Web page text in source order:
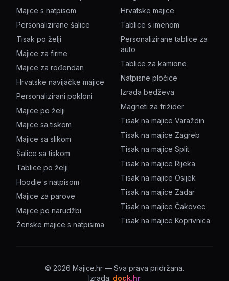
Majice s natpisom
Personalizirane šalice
Tisak po želji
Majice za firme
Majice za rođendan
Hrvatske navijačke majice
Personalizirani pokloni
Majice po želji
Majice sa tiskom
Majice sa slikom
Šalice sa tiskom
Tablice po želji
Hoodie s natpisom
Majice za parove
Majice po narudžbi
Ženske majice s natpisima
Hrvatske majice
Tablice s imenom
Personalizirane tablice za
auto
Tablice za kamione
Natpisne pločice
Izrada bedževa
Magneti za frižider
Tisak na majice Varaždin
Tisak na majice Zagreb
Tisak na majice Split
Tisak na majice Rijeka
Tisak na majice Osijek
Tisak na majice Zadar
Tisak na majice Čakovec
Tisak na majice Koprivnica
© 2026 Majice.hr — Sva prava pridržana.
Izrada: dock.hr